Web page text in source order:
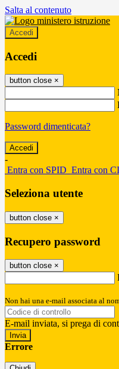
Salta al contenuto
Accedi
Accedi
button close ×
Password dimenticata?
-
Entra con SPID Entra con
Seleziona utente
button close ×
Recupero password
button close ×
Non hai una e-mail associata al
E-mail inviata, si prega di
Errore